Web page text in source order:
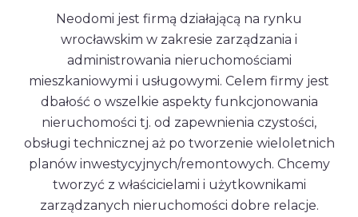
Neodomi jest firmą działającą na rynku
wrocławskim w zakresie zarządzania i
administrowania nieruchomościami
mieszkaniowymi i usługowymi. Celem firmy jest
dbałość o wszelkie aspekty funkcjonowania
nieruchomości tj. od zapewnienia czystości,
obsługi technicznej aż po tworzenie wieloletnich
planów inwestycyjnych/remontowych. Chcemy
tworzyć z właścicielami i użytkownikami
zarządzanych nieruchomości dobre relacje.